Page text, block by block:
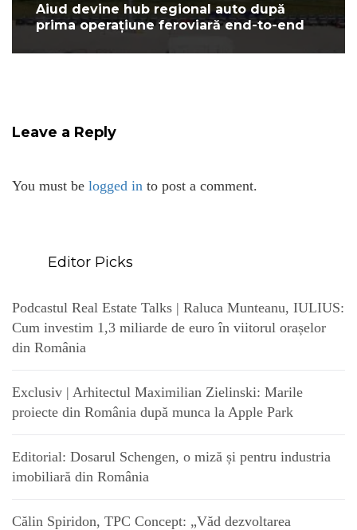
Aiud devine hub regional auto după
prima operațiune feroviară end-to-end
Leave a Reply
You must be logged in to post a comment.
Editor Picks
Podcastul Real Estate Talks | Raluca Munteanu, IULIUS:
Cum investim 1,3 miliarde de euro în viitorul orașelor
din România
Exclusiv | Arhitectul Maximilian Zielinski: Marile
proiecte din România după munca la Apple Park
Editorial: Dosarul Schengen, o miză și pentru industria
imobiliară din România
Călin Spiridon, TPC Concept: „Văd dezvoltarea